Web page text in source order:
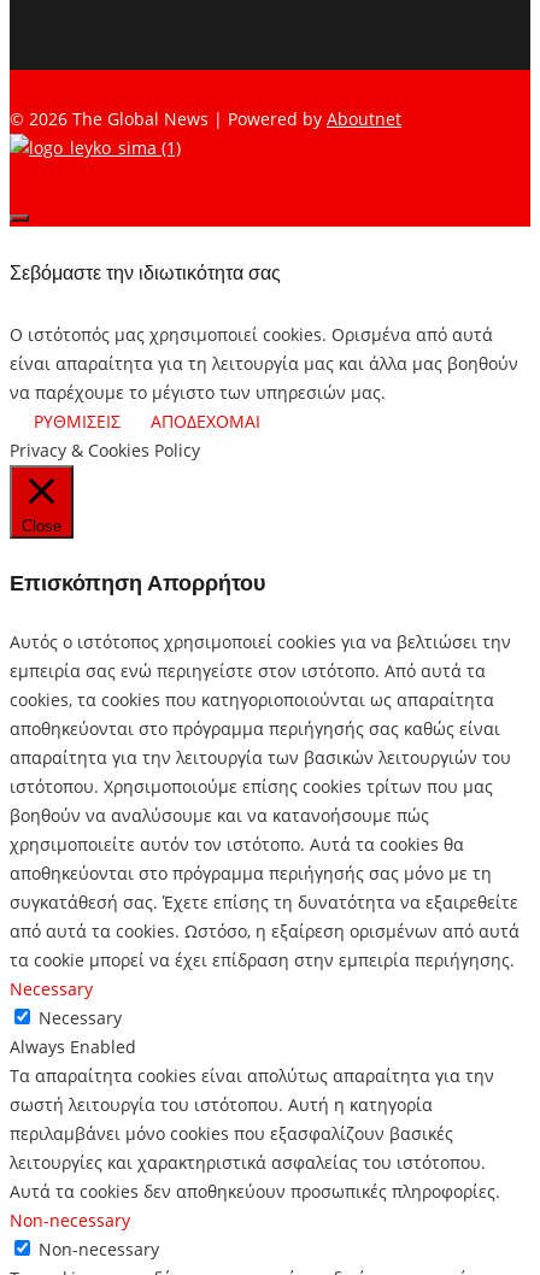
© 2026 The Global News | Powered by Aboutnet
Σεβόμαστε την ιδιωτικότητα σας
Ο ιστότοπός μας χρησιμοποιεί cookies. Ορισμένα από αυτά
είναι απαραίτητα για τη λειτουργία μας και άλλα μας βοηθούν
να παρέχουμε το μέγιστο των υπηρεσιών μας.
ΡΥΘΜΙΣΕΙΣ
ΑΠΟΔΕΧΟΜΑΙ
Privacy & Cookies Policy
Close
Επισκόπηση Απορρήτου
Αυτός ο ιστότοπος χρησιμοποιεί cookies για να βελτιώσει την
εμπειρία σας ενώ περιηγείστε στον ιστότοπο. Από αυτά τα
cookies, τα cookies που κατηγοριοποιούνται ως απαραίτητα
αποθηκεύονται στο πρόγραμμα περιήγησής σας καθώς είναι
απαραίτητα για την λειτουργία των βασικών λειτουργιών του
ιστότοπου. Χρησιμοποιούμε επίσης cookies τρίτων που μας
βοηθούν να αναλύσουμε και να κατανοήσουμε πώς
χρησιμοποιείτε αυτόν τον ιστότοπο. Αυτά τα cookies θα
αποθηκεύονται στο πρόγραμμα περιήγησής σας μόνο με τη
συγκατάθεσή σας. Έχετε επίσης τη δυνατότητα να εξαιρεθείτε
από αυτά τα cookies. Ωστόσο, η εξαίρεση ορισμένων από αυτά
τα cookie μπορεί να έχει επίδραση στην εμπειρία περιήγησης.
Necessary
Necessary
Always Enabled
Τα απαραίτητα cookies είναι απολύτως απαραίτητα για την
σωστή λειτουργία του ιστότοπου. Αυτή η κατηγορία
περιλαμβάνει μόνο cookies που εξασφαλίζουν βασικές
λειτουργίες και χαρακτηριστικά ασφαλείας του ιστότοπου.
Αυτά τα cookies δεν αποθηκεύουν προσωπικές πληροφορίες.
Non-necessary
Non-necessary